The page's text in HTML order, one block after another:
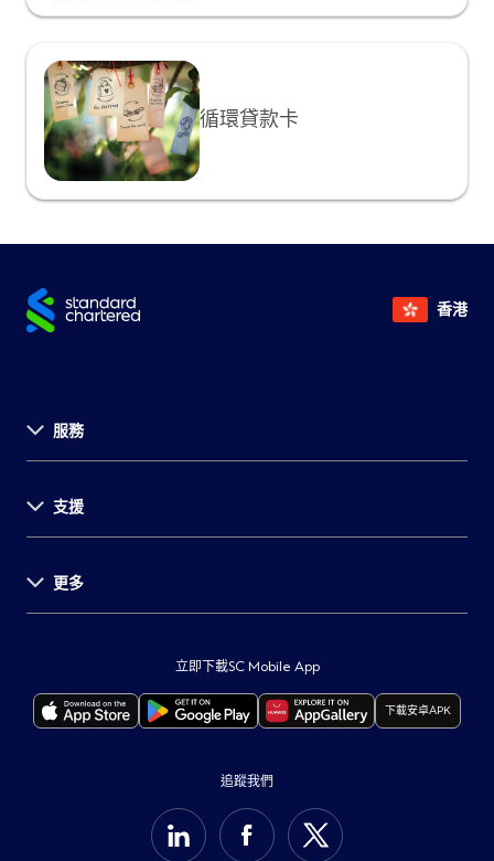
循環貸款卡
香港
服務
投資者關係
支援中心
自動櫃員機及分行
聯絡我們
支援
環球研究
打擊詐騙
保安訊息
更多
本行服務供應商所在地
立即下載SC Mobile App
下載安卓APK
追蹤我們